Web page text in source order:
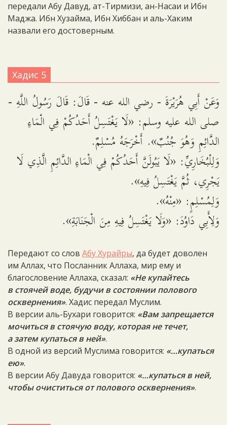
передали Абу Давуд, ат-Тирмизи, ан-Насаи и Ибн
Маджа. Ибн Хузайма, Ибн Хиббан и аль-Хаким
назвали его достоверным.
Хадис 5
وَعَنْ أَبِي هُرَيْرَةَ - رضي الله عنه - قَالَ: قَالَ رَسُولُ اللَّهِ -
صلى الله عليه وسلم: «لَا يَغْتَسِلُ أَحَدُكُمْ فِي الْمَاءِ
الدَّائِمِ وَهُوَ جُنُبٌ». أَخْرَجَهُ مُسْلِمٌ.
وَلِلْبُخَارِيِّ: «لَا يَبُولَنَّ أَحَدُكُمْ فِي الْمَاءِ الدَّائِمِ الَّذِي لَا
يَجْرِي، ثُمَّ يَغْتَسِلُ فِيهِ».
وَلِمُسْلِمٍ: «مِنْهُ».
وَلِأَبِي دَاوُدَ: «وَلَا يَغْتَسِلُ فِيهِ مِنَ الْجَنَابَةِ».
Передают со слов Абу Хурайры, да будет доволен
им Аллах, что Посланник Аллаха, мир ему и
благословение Аллаха, сказал: «Не купайтесь
в стоячей воде, будучи в состоянии полового
осквернения». Хадис передал Муслим.
В версии аль-Бухари говорится: «Вам запрещается
мочиться в стоячую воду, которая не течет,
а затем купаться в ней».
В одной из версий Муслима говорится: «…купаться
ею».
В версии Абу Давуда говорится: «…купаться в ней,
чтобы очиститься от полового осквернения».